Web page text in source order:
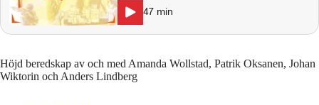
47 min
Höjd beredskap av och med Amanda Wollstad, Patrik Oksanen, Johan
Wiktorin och Anders Lindberg